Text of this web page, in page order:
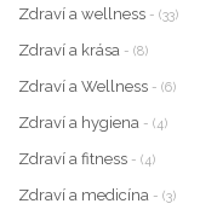
Zdraví a wellness - (33)
Zdraví a krása - (8)
Zdraví a Wellness - (6)
Zdraví a hygiena - (4)
Zdraví a fitness - (4)
Zdraví a medicína - (3)